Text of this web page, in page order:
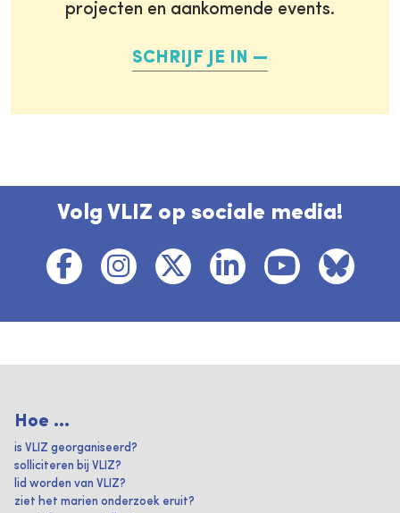
projecten en aankomende events.
SCHRIJF JE IN
Volg VLIZ op sociale media!
Hoe ...
is VLIZ georganiseerd?
solliciteren bij VLIZ?
lid worden van VLIZ?
ziet het marien onderzoek eruit?